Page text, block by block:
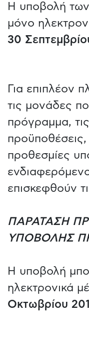
Η υποβολή
μόνο
30
Για επιπλέον
τις μονάδες
πρόγραμμα,
προϋποθέσεις,
προθεσμίες
επισκεφθούν
ΠΑΡΑΤΑΣΗ
ΥΠΟΒΟΛΗΣ
Η υποβολή
ηλεκτρονικά
Οκτωβρίου